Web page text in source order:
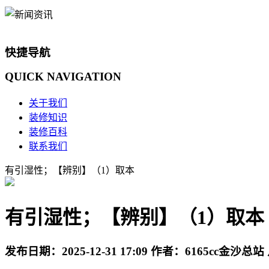
快捷导航
QUICK NAVIGATION
关于我们
装修知识
装修百科
联系我们
有引湿性；【辨别】（1）取本
有引湿性；【辨别】（1）取本
发布日期： 2025-12-31 17:09 作者： 6165cc金沙总站